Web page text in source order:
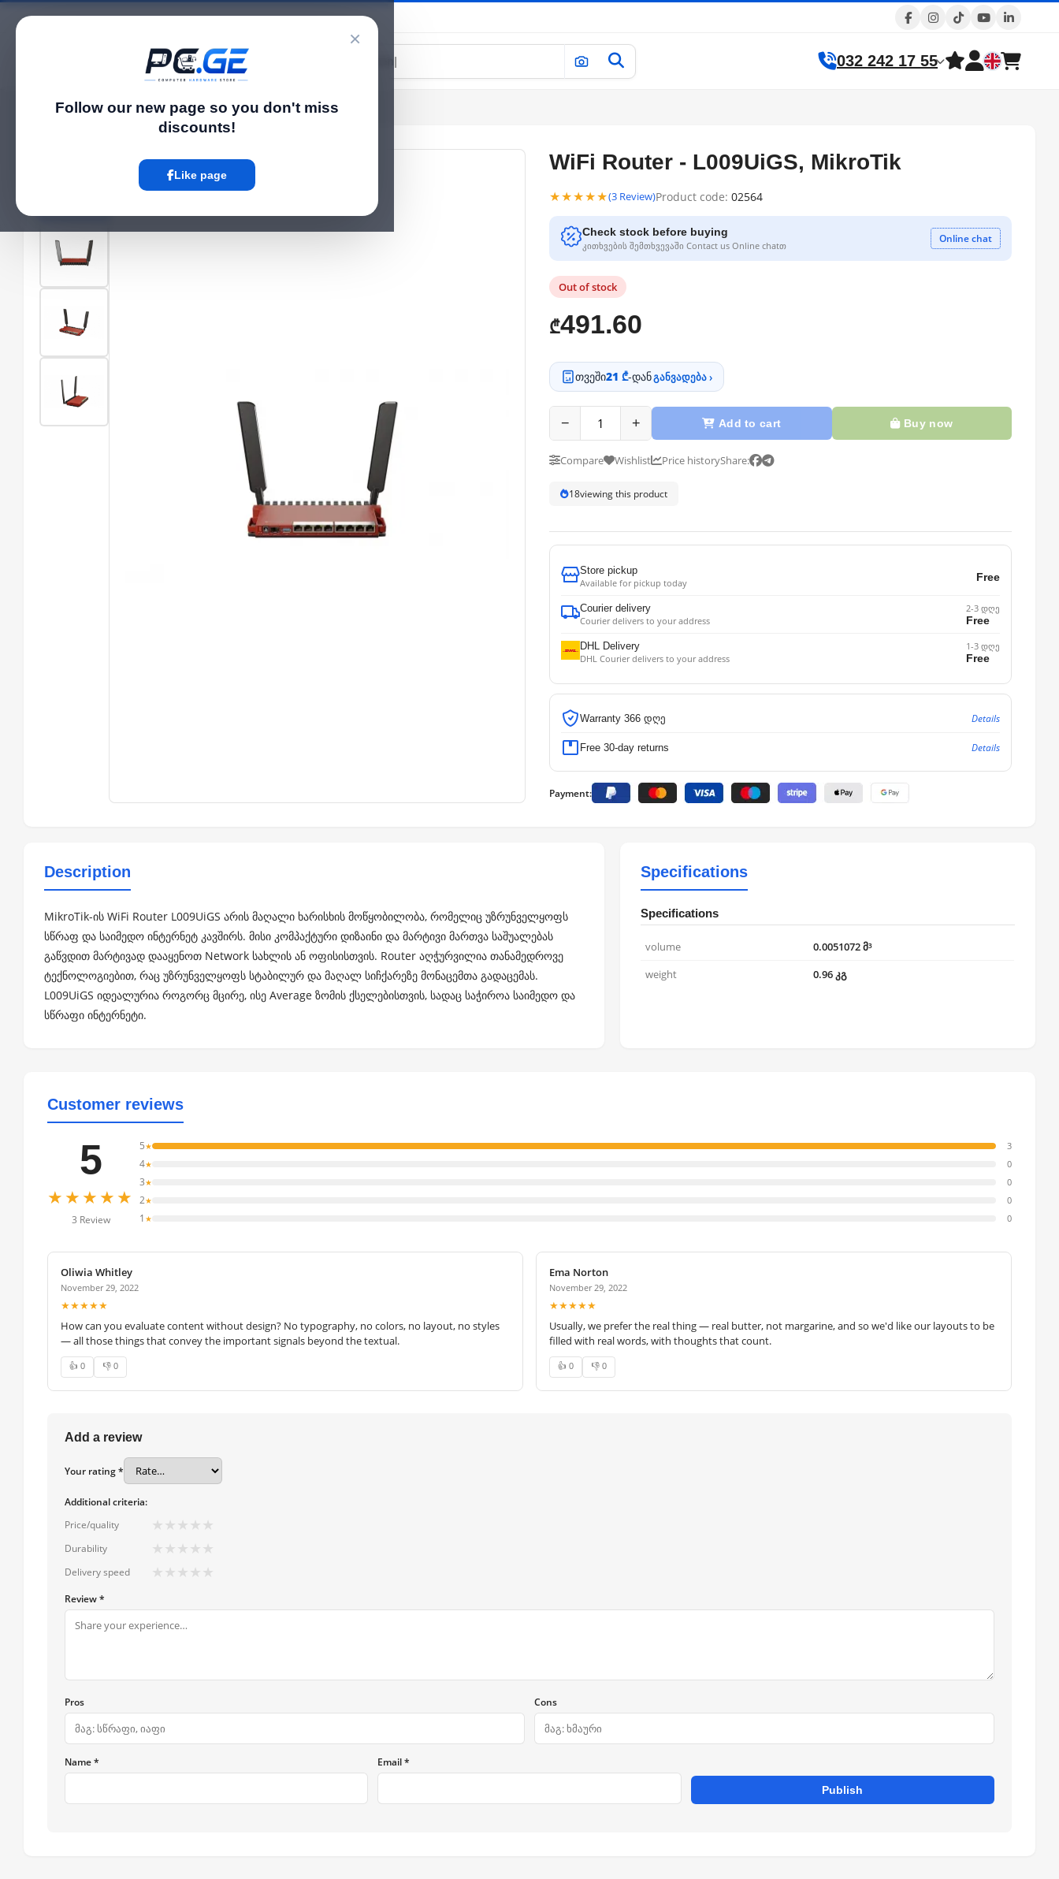
×
Follow our new page so you don't miss
discounts!
Like page
Catalog 032 242 17 55
WiFi Routers ›WiFi Router - L009UiGS, MikroTik
Hot WiFi Router - L009UiGS, MikroTik
★★★★★(3 Review)Product code: 02564
Check stock before buying
კითხვების შემთხვევაში Contact us Online chatთ
Online chat
Out of stock
₾491.60
თვეში21 ₾-დანგანვადება ›
− + Add to cart Buy now
Compare Wishlist Price historyShare:
18viewing this product
Store pickup
Available for pickup today
Free
Courier delivery
Courier delivers to your address
2-3 დღე
Free
DHL Delivery
DHL Courier delivers to your address
1-3 დღე
Free
Warranty 366 დღე Details
Free 30-day returns Details
Payment:
Description
MikroTik-ის WiFi Router L009UiGS არის მაღალი ხარისხის მოწყობილობა, რომელიც უზრუნველყოფს
სწრაფ და საიმედო ინტერნეტ კავშირს. მისი კომპაქტური დიზაინი და მარტივი მართვა საშუალებას
გაწვდით მარტივად დააყენოთ Network სახლის ან ოფისისთვის. Router აღჭურვილია თანამედროვე
ტექნოლოგიებით, რაც უზრუნველყოფს სტაბილურ და მაღალ სიჩქარეზე მონაცემთა გადაცემას.
L009UiGS იდეალურია როგორც მცირე, ისე Average ზომის ქსელებისთვის, სადაც საჭიროა საიმედო და
სწრაფი ინტერნეტი.
Specifications
Specifications
volume
0.0051072 მ³
weight
0.96 კგ
Customer reviews
5
★★★★★
3 Review
5★ 3
4★ 0
3★ 0
2★ 0
1 ★ 0
Oliwia Whitley
November 29, 2022
★★★★★
How can you evaluate content without design? No typography, no colors, no layout, no styles
— all those things that convey the important signals beyond the textual.
👍 0 👎 0
Ema Norton
November 29, 2022
★★★★★
Usually, we prefer the real thing — real butter, not margarine, and so we'd like our layouts to be
filled with real words, with thoughts that count.
👍 0 👎 0
Add a review
Your rating *
Additional criteria:
Price/quality
★ ★ ★ ★ ★
Durability ★ ★ ★ ★ ★
Delivery speed ★ ★ ★ ★ ★
Review *
Pros Cons
Name * Email *
Publish